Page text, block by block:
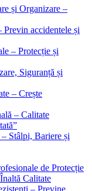
și Organizare –
Previn accidentele și
– Protecție și
Siguranță și
– Crește
– Calitate
Stâlpi, Bariere și
de Protecție
Calitate
– Previne